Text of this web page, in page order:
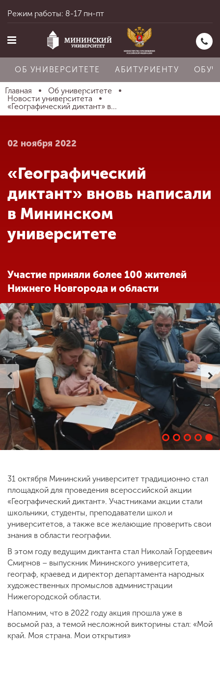
Главная
Абитуриенту
Обучение
Международная
деятельность
Другие виды
деятельности
Студенческая жизнь
Сведения об
образовательной
организации
Приемная
комиссия
+7 (831) 262-26-20
Режим работы: 8-17 пн-пт
ОБ УНИВЕРСИТЕТЕ АБИТУРИЕНТУ
Главная
Об университете
Новости университета
«Географический диктант» в...
02 ноября 2022
«Географический
диктант» вновь написали
в Мининском
университете
Участие приняли более 100 жителей
Нижнего Новгорода и области
31 октября Мининский университет традиционно стал
площадкой для проведения всероссийской акции
«Географический диктант». Участниками акции стали
школьники, студенты, преподаватели школ и
университетов, а также все желающие проверить свои
знания в области географии.
В этом году ведущим диктанта стал Николай Гордеевич
Смирнов – выпускник Мининского университета,
географ, краевед и директор департамента народных
художественных промыслов администрации
Нижегородской области.
Напомним, что в 2022 году акция прошла уже в
восьмой раз, а темой несложной викторины стал: «Мой
край. Моя страна. Мои открытия»